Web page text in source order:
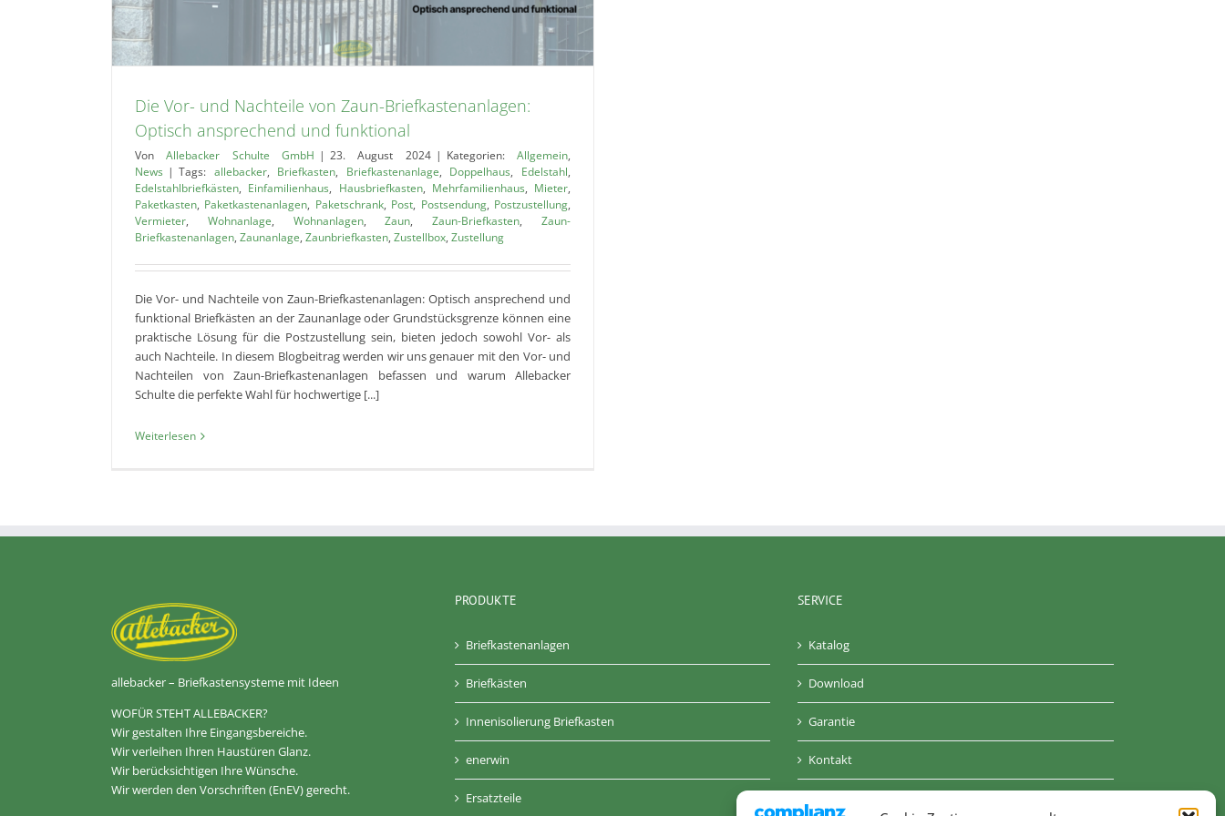
Die Vor- und Nachteile von Zaun-Briefkastenanlagen:
Optisch ansprechend und funktional
VonAllebacker Schulte GmbH | 23. August 2024 | Kategorien:Allgemein,
News | Tags: allebacker, Briefkasten, Briefkastenanlage, Doppelhaus, Edelstahl,
Edelstahlbriefkästen, Einfamilienhaus, Hausbriefkasten, Mehrfamilienhaus, Mieter,
Paketkasten, Paketkastenanlagen, Paketschrank, Post, Postsendung, Postzustellung,
Vermieter, Wohnanlage, Wohnanlagen,Zaun,Zaun-Briefkasten,Zaun-
Briefkastenanlagen, Zaunanlage, Zaunbriefkasten, Zustellbox, Zustellung
Die Vor- und Nachteile von Zaun-Briefkastenanlagen: Optisch ansprechend und
funktional Briefkästen an der Zaunanlage oder Grundstücksgrenze können eine
praktische Lösung für die Postzustellung sein, bieten jedoch sowohl Vor- als
auch Nachteile. In diesem Blogbeitrag werden wir uns genauer mit den Vor- und
Nachteilen von Zaun-Briefkastenanlagen befassen und warum Allebacker
Schulte die perfekte Wahl für hochwertige [...]
Weiterlesen
allebacker – Briefkastensysteme mit Ideen
WOFÜR STEHT ALLEBACKER?
Wir gestalten Ihre Eingangsbereiche.
Wir verleihen Ihren Haustüren Glanz.
Wir berücksichtigen Ihre Wünsche.
Wir werden den Vorschriften (EnEV) gerecht.
PRODUKTE
Briefkastenanlagen
Briefkästen
Innenisolierung Briefkasten
enerwin
Ersatzteile
SERVICE
Katalog
Download
Garantie
Kontakt